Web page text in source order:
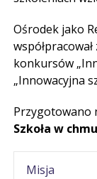
Ośrodek jako
konkursów
„Innowacyjna
Przygotowano
Szkoła w
Misja